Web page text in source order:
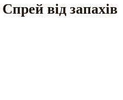
від запахів